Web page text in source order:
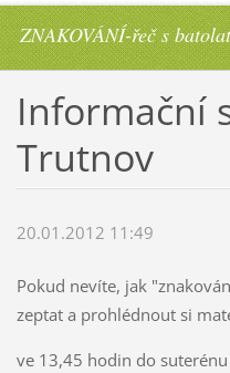
ZNAKOVÁNÍ-řeč s
Informační
Trutnov
20.01.2012 11:49
Pokud nevíte, jak
zeptat a prohlédnout si
ve 13,45 hodin do